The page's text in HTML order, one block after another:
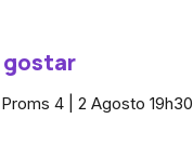
gostar
Proms 4 | 2 Agosto 19h30